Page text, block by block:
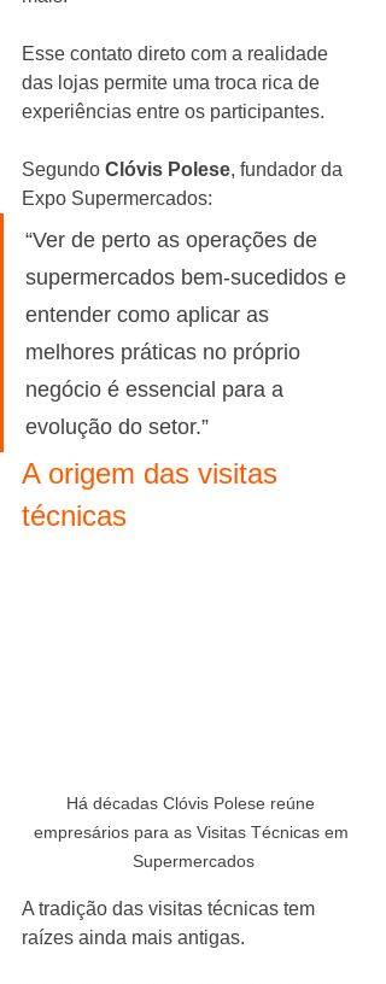
Esse contato direto com a realidade
das lojas permite uma troca rica de
experiências entre os participantes.
Segundo Clóvis Polese, fundador da
Expo Supermercados:
“Ver de perto as operações de
supermercados bem-sucedidos e
entender como aplicar as
melhores práticas no próprio
negócio é essencial para a
evolução do setor.”
A origem das visitas
técnicas
Há décadas Clóvis Polese reúne
empresários para as Visitas Técnicas em
Supermercados
A tradição das visitas técnicas tem
raízes ainda mais antigas.